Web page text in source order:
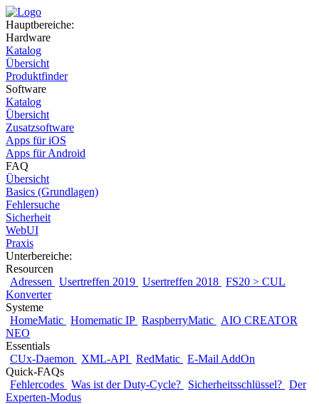
Hauptbereiche:
Hardware
Katalog
Übersicht
Produktfinder
Software
Katalog
Übersicht
Zusatzsoftware
Apps für iOS
Apps für Android
FAQ
Übersicht
Basics (Grundlagen)
Fehlersuche
Sicherheit
WebUI
Praxis
Unterbereiche:
Resourcen
Adressen
Usertreffen 2019 Usertreffen 2018 FS20 > CUL
Konverter
Systeme
HomeMatic Homematic IP RaspberryMatic
AIO CREATOR
NEO
Essentials
CUx-Daemon
XML-API RedMatic E-Mail AddOn
Quick-FAQs
Fehlercodes Was ist der Duty-Cycle? Sicherheitsschlüssel? Der
Experten-Modus